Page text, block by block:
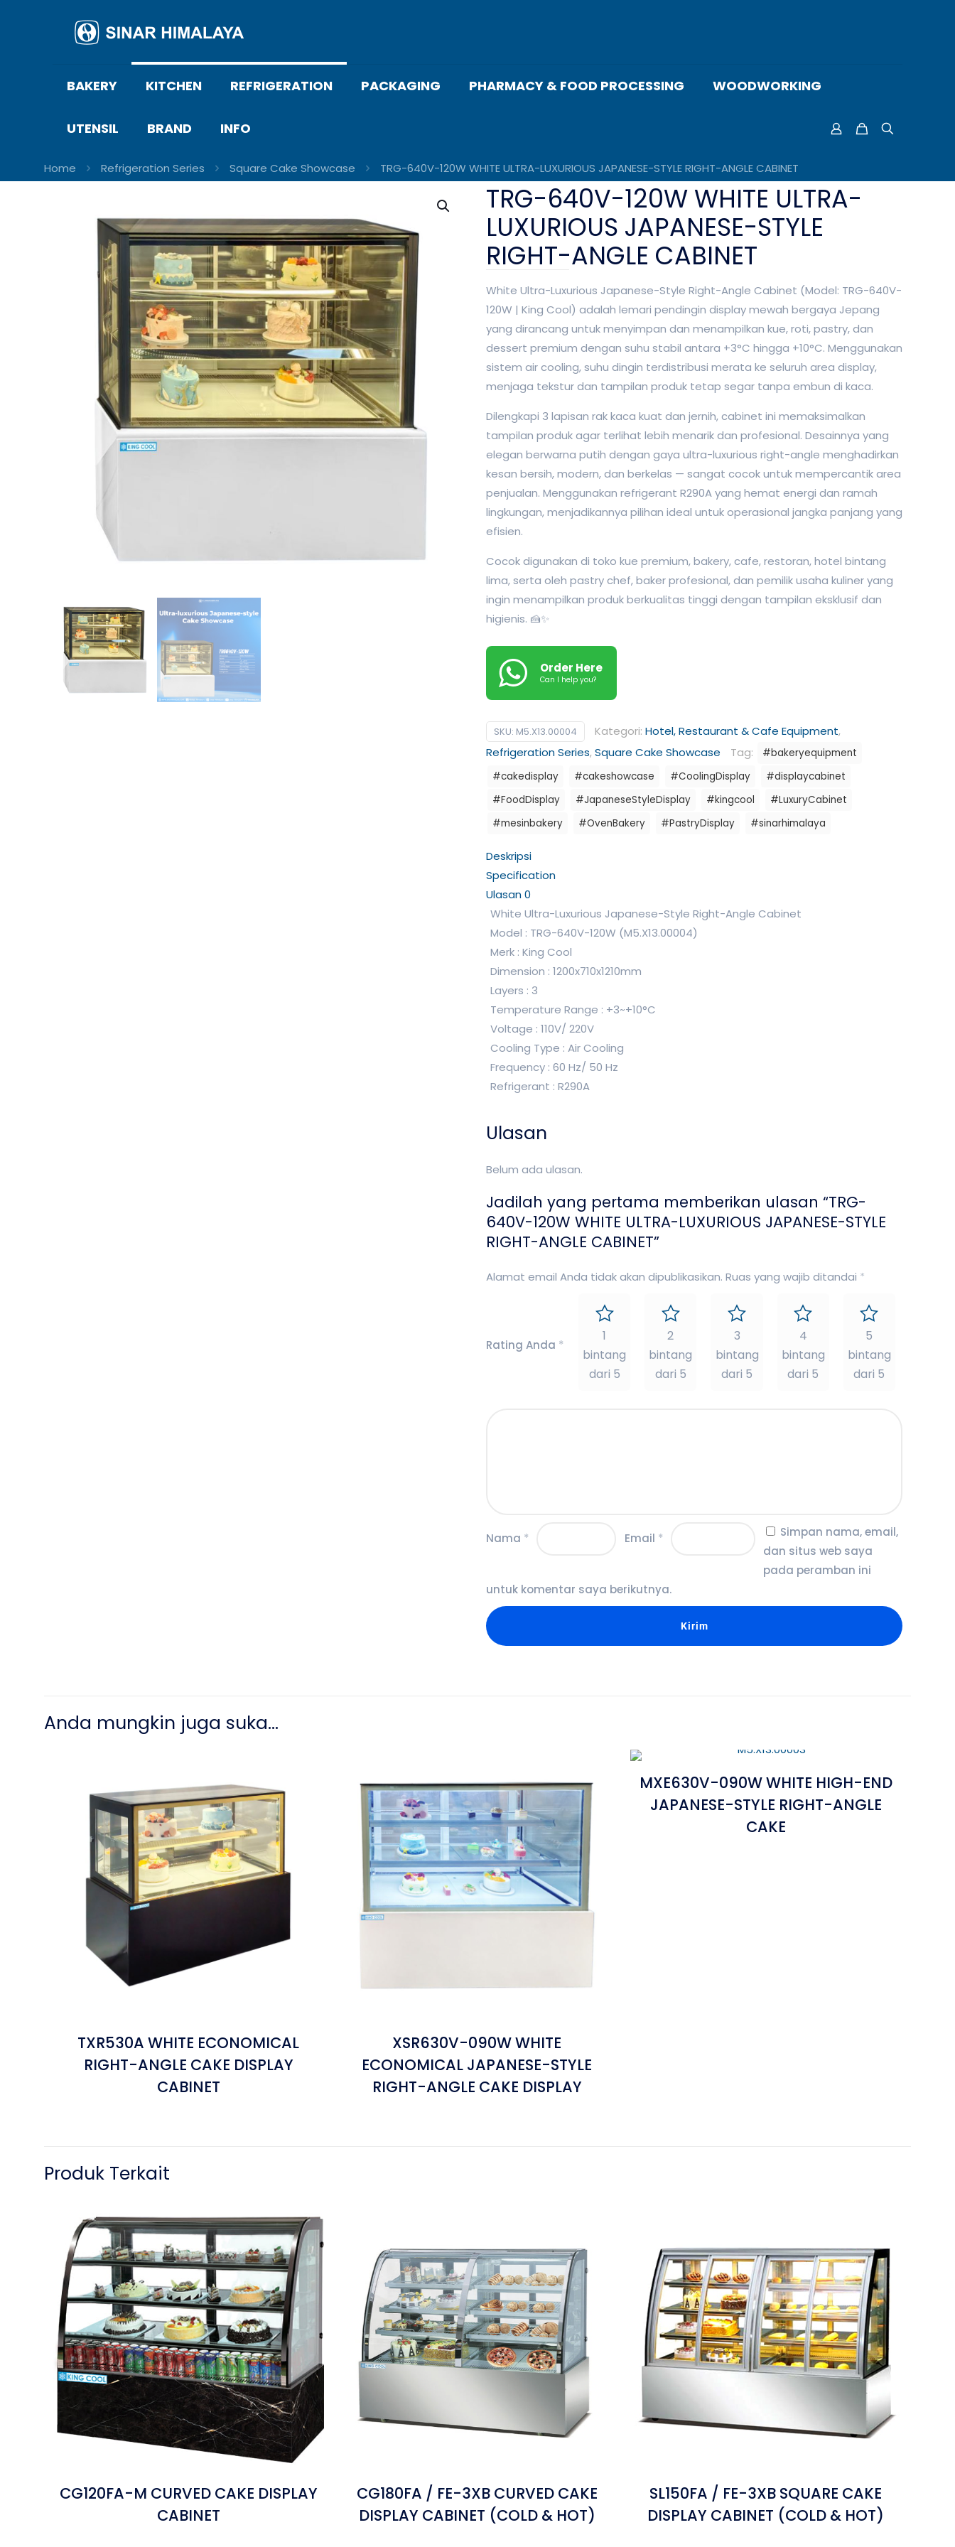
BAKERY KITCHEN REFRIGERATION PACKAGING PHARMACY & FOOD PROCESSING WOODWORKING
UTENSIL BRAND INFO
Home Refrigeration Series Square Cake Showcase TRG-640V-120W WHITE ULTRA-LUXURIOUS JAPANESE-STYLE RIGHT-ANGLE CABINET
TRG-640V-120W WHITE ULTRA-
LUXURIOUS JAPANESE-STYLE
RIGHT-ANGLE CABINET
White Ultra-Luxurious Japanese-Style Right-Angle Cabinet (Model: TRG-640V-
120W | King Cool) adalah lemari pendingin display mewah bergaya Jepang
yang dirancang untuk menyimpan dan menampilkan kue, roti, pastry, dan
dessert premium dengan suhu stabil antara +3°C hingga +10°C. Menggunakan
sistem air cooling, suhu dingin terdistribusi merata ke seluruh area display,
menjaga tekstur dan tampilan produk tetap segar tanpa embun di kaca.
Dilengkapi 3 lapisan rak kaca kuat dan jernih, cabinet ini memaksimalkan
tampilan produk agar terlihat lebih menarik dan profesional. Desainnya yang
elegan berwarna putih dengan gaya ultra-luxurious right-angle menghadirkan
kesan bersih, modern, dan berkelas — sangat cocok untuk mempercantik area
penjualan. Menggunakan refrigerant R290A yang hemat energi dan ramah
lingkungan, menjadikannya pilihan ideal untuk operasional jangka panjang yang
efisien.
Cocok digunakan di toko kue premium, bakery, cafe, restoran, hotel bintang
lima, serta oleh pastry chef, baker profesional, dan pemilik usaha kuliner yang
ingin menampilkan produk berkualitas tinggi dengan tampilan eksklusif dan
higienis. 🍰✨
Order Here
Can I help you?
SKU: M5.X13.00004 Kategori: Hotel, Restaurant & Cafe Equipment,
Refrigeration Series,Square Cake Showcase Tag:
#bakeryequipment
#cakedisplay
#cakeshowcase #CoolingDisplay
#displaycabinet
#FoodDisplay
#JapaneseStyleDisplay #kingcool
#LuxuryCabinet
#mesinbakery
#OvenBakery #PastryDisplay #sinarhimalaya
Deskripsi
Specification
Ulasan0
White Ultra-Luxurious Japanese-Style Right-Angle Cabinet
Model : TRG-640V-120W (M5.X13.00004)
Merk : King Cool
Dimension : 1200x710x1210mm
Layers : 3
Temperature Range : +3~+10°C
Voltage : 110V/ 220V
Cooling Type : Air Cooling
Frequency : 60 Hz/ 50 Hz
Refrigerant : R290A
Ulasan
Belum ada ulasan.
Jadilah yang pertama memberikan ulasan “TRG-
640V-120W WHITE ULTRA-LUXURIOUS JAPANESE-STYLE
RIGHT-ANGLE CABINET”
Alamat email Anda tidak akan dipublikasikan. Ruas yang wajib ditandai *
Rating Anda *
1
bintang
dari 5
2
bintang
dari 5
3
bintang
dari 5
4
bintang
dari 5
5
bintang
dari 5
Nama * Email *
Simpan nama, email,
dan situs web saya
pada peramban ini
untuk komentar saya berikutnya.
Anda mungkin juga suka…
TXR530A WHITE ECONOMICAL
RIGHT-ANGLE CAKE DISPLAY
CABINET
XSR630V-090W WHITE
ECONOMICAL JAPANESE-STYLE
RIGHT-ANGLE CAKE DISPLAY
MXE630V-090W WHITE HIGH-END
JAPANESE-STYLE RIGHT-ANGLE
CAKE
Produk Terkait
CG120FA-M CURVED CAKE DISPLAY
CABINET
CG180FA / FE-3XB CURVED CAKE
DISPLAY CABINET (COLD & HOT)
SL150FA / FE-3XB SQUARE CAKE
DISPLAY CABINET (COLD & HOT)